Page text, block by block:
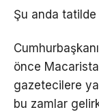
Şu anda tatilde
önce
gazetecilere
bu zamlar